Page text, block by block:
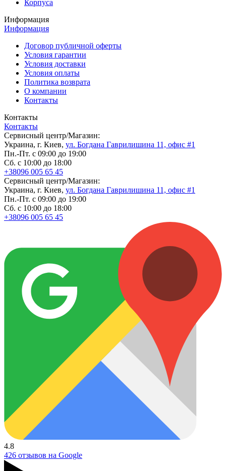
Корпуса
Информация
Информация
Договор публичной оферты
Условия гарантии
Условия доставки
Условия оплаты
Политика возврата
О компании
Контакты
Контакты
Контакты
Сервисный центр/Магазин:
Украина, г. Киев, ул. Богдана Гаврилишина 11, офис #1
Пн.-Пт. с 09:00 до 19:00
Сб. с 10:00 до 18:00
+38096 005 65 45
Сервисный центр/Магазин:
Украина, г. Киев, ул. Богдана Гаврилишина 11, офис #1
Пн.-Пт. с 09:00 до 19:00
Сб. с 10:00 до 18:00
+38096 005 65 45
4.8
426 отзывов на Google